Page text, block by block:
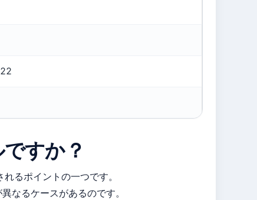
すか？
るポイントの一つです。
なるケースがあるのです。